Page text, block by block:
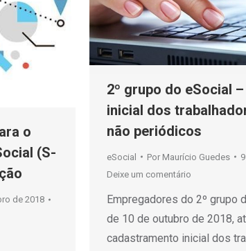
o
(S-
de 2018
2º grupo do eSocial
inicial dos
não periódicos
eSocial Por Maurício Guedes
Deixe um comentário
Empregadores do 2º grupo
de 10 de outubro de 2018,
cadastramento inicial dos